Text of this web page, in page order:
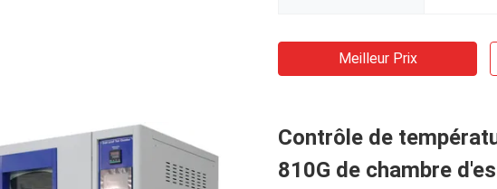
Meilleur Prix
Contrôle de
810G de chambre